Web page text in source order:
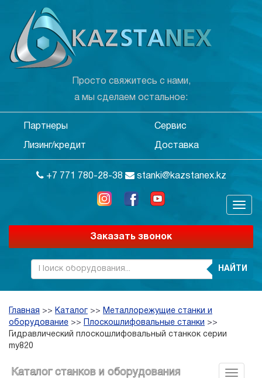
Просто свяжитесь с нами,
а мы сделаем остальное:
Партнеры Сервис
Лизинг/кредит Доставка
+7 771 780-28-38 stanki@kazstanex.kz
Заказать звонок
НАЙТИ
Главная >> Каталог >> Металлорежущие станки и
оборудование >> Плоскошлифовальные станки >>
Гидравлический плоскошлифовальный станкок серии
my820
Каталог станков и оборудования